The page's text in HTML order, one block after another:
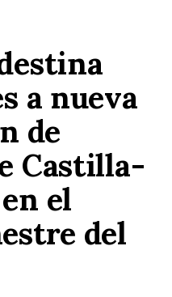
a nueva
de
Castilla-
el
del